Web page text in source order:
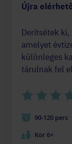
Újra
Derítsétek
amelyet
különleges
tárulnak fel
90-120 perc
Kor 6+